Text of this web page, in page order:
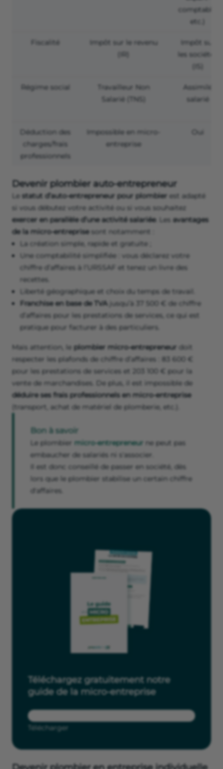
comptable,
etc.)
Fiscalité
Impôt sur le revenu
Impôt sur
les sociétés
Régime social
Travailleur Non
Salarié (TNS)
Assimilé
salarié
Déduction des
charges/frais
professionnels
Impossible en micro-
entreprise
Oui
Devenir plombier auto-entrepreneur
Le statut d’auto-entrepreneur pour plombier est adapté
si vous débutez votre activité ou si vous souhaitez
exercer en parallèle d’une activité salariée. Les avantages
de la micro-entreprise sont notamment :
La création simple, rapide et gratuite ;
Une comptabilité simplifiée : vous déclarez votre
chiffre d’affaires à l’URSSAF et tenez un livre des
recettes.
Liberté géographique et choix du temps de travail.
Franchise en base de TVA jusqu’à 37 500 € de chiffre
d’affaires pour les prestations de services, ce qui est
pratique pour facturer à des particuliers.
Mais attention, le plombier micro-entrepreneur doit
respecter les plafonds de chiffre d’affaires : 83 600 €
pour les prestations de services et 203 100 € pour la
vente de marchandises. De plus, il est impossible de
déduire ses frais professionnels en micro-entreprise
(transport, achat de matériel de plomberie, etc.).
Bon à savoir
Le plombier micro-entrepreneur ne peut pas
embaucher de salariés ni s'associer.
Il est donc conseillé de passer en société, dès
lors que le plombier stabilise un certain chiffre
d'affaires.
Téléchargez gratuitement notre
guide de la micro-entreprise
Télécharger